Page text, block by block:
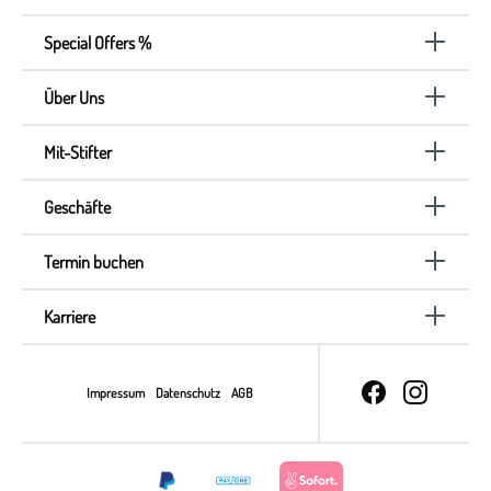
Special Offers %
Über Uns
Mit-Stifter
Geschäfte
Termin buchen
Karriere
Impressum Datenschutz AGB